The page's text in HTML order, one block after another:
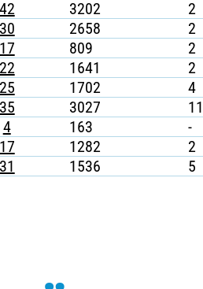
42 3202 2
30 2658 2
17 809 2
22 1641 2
25 1702 4
35 3027 11
4 163 -
17 1282 2
31 1536 5